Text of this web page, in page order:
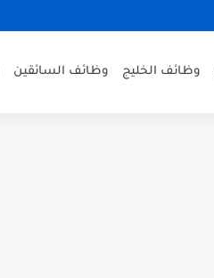
وظائف الخليج وظائف السائقين